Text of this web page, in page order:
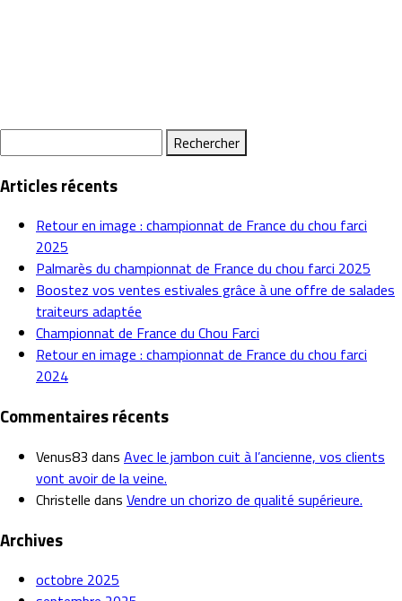
Articles récents
Retour en image : championnat de France du chou farci
2025
Palmarès du championnat de France du chou farci 2025
Boostez vos ventes estivales grâce à une offre de salades
traiteurs adaptée
Championnat de France du Chou Farci
Retour en image : championnat de France du chou farci
2024
Commentaires récents
Venus83 dans Avec le jambon cuit à l’ancienne, vos clients
vont avoir de la veine.
Christelle dans Vendre un chorizo de qualité supérieure.
Archives
octobre 2025